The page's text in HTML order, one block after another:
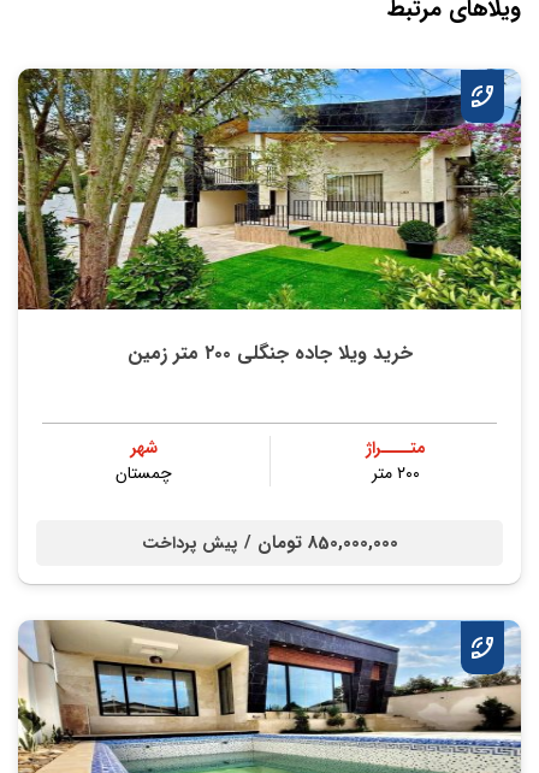
ویلاهای مرتبط
خرید ویلا جاده جنگلی ۲۰۰ متر زمین
متــــراژ
۲۰۰ متر
شهر
چمستان
850,000,000 تومان / پیش پرداخت